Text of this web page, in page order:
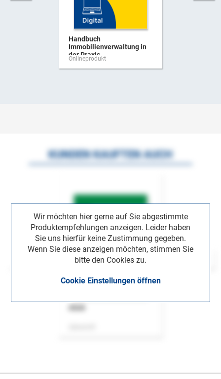
Handbuch
Immobilienverwaltung in
der Praxis
Onlineprodukt
Wir möchten hier gerne auf Sie abgestimmte
Produktempfehlungen anzeigen. Leider haben
Sie uns hierfür keine Zustimmung gegeben.
Wenn Sie diese anzeigen möchten, stimmen Sie
bitte den Cookies zu.
Cookie Einstellungen öffnen
KUNDEN KAUFTEN AUCH